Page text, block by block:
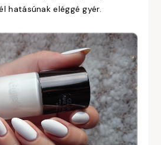
hatásúnak eléggé gyér.